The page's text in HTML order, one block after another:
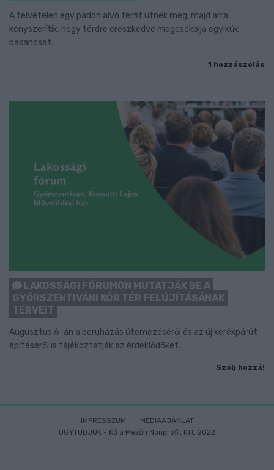
A felvételen egy padon alvó férfit ütnek meg, majd arra
kényszerítik, hogy térdre ereszkedve megcsókolja egyikük
bakancsát.
1 hozzászólás
LAKOSSÁGI FÓRUMON MUTATJÁK BE A
GYŐRSZENTIVÁNI KÖR TÉR FELÚJÍTÁSÁNAK
TERVEIT
Augusztus 6-án a beruházás ütemezéséről és az új kerékpárút
építéséről is tájékoztatják az érdeklődőket.
Szólj hozzá!
IMPRESSZUM
MÉDIAAJÁNLAT
UGYTUDJUK - Kő a Mezőn Nonprofit Kft. 2022